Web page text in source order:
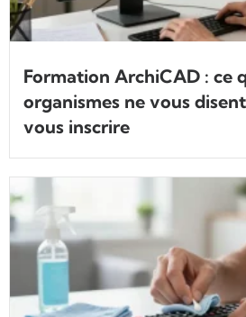
Formation ArchiCAD : ce
organismes ne vous
vous inscrire